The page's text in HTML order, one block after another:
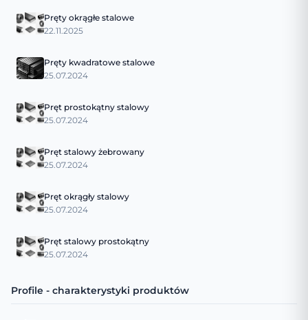
Pręty okrągłe stalowe
22.11.2025
Pręty kwadratowe stalowe
25.07.2024
Pręt prostokątny stalowy
25.07.2024
Pręt stalowy żebrowany
25.07.2024
Pręt okrągły stalowy
25.07.2024
Pręt stalowy prostokątny
25.07.2024
Profile - charakterystyki produktów